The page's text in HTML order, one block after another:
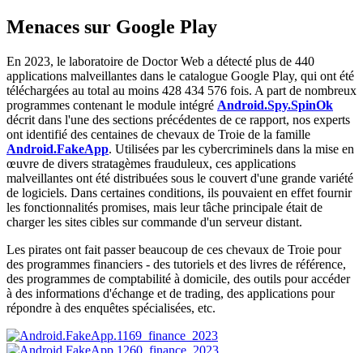
Menaces sur Google Play
En 2023, le laboratoire de Doctor Web a détecté plus de 440
applications malveillantes dans le catalogue Google Play, qui ont été
téléchargées au total au moins 428 434 576 fois. A part de nombreux
programmes contenant le module intégré Android.Spy.SpinOk
décrit dans l'une des sections précédentes de ce rapport, nos experts
ont identifié des centaines de chevaux de Troie de la famille
Android.FakeApp. Utilisées par les cybercriminels dans la mise en
œuvre de divers stratagèmes frauduleux, ces applications
malveillantes ont été distribuées sous le couvert d'une grande variété
de logiciels. Dans certaines conditions, ils pouvaient en effet fournir
les fonctionnalités promises, mais leur tâche principale était de
charger les sites cibles sur commande d'un serveur distant.
Les pirates ont fait passer beaucoup de ces chevaux de Troie pour
des programmes financiers - des tutoriels et des livres de référence,
des programmes de comptabilité à domicile, des outils pour accéder
à des informations d'échange et de trading, des applications pour
répondre à des enquêtes spécialisées, etc.